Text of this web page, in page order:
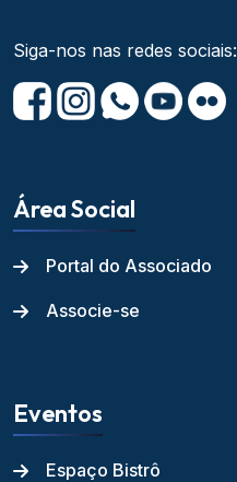
Siga-nos nas redes sociais:
Área Social
Portal do Associado
Associe-se
Eventos
Espaço Bistrô